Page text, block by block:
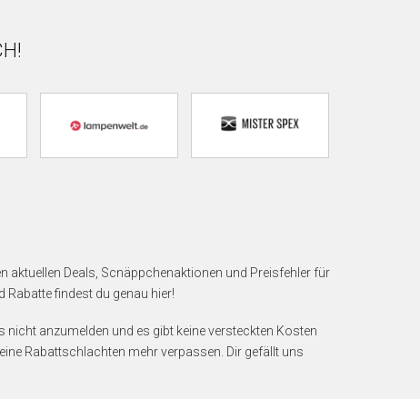
aktuellen Deals, Scnäppchenaktionen und Preisfehler für
findest du genau hier!
anzumelden und es gibt keine versteckten Kosten
Rabattschlachten mehr verpassen. Dir gefällt uns